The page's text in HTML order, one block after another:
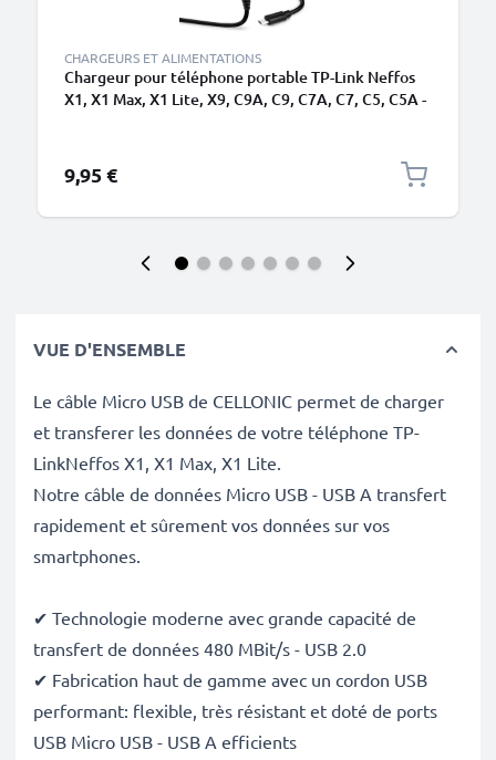
CHARGEURS ET ALIMENTATIONS
Chargeur pour téléphone portable TP-Link Neffos
X1, X1 Max, X1 Lite, X9, C9A, C9, C7A, C7, C5, C5A -
9,95 €
VUE D'ENSEMBLE
Le câble Micro USB de CELLONIC permet de charger
et transferer les données de votre téléphone TP-
LinkNeffos X1, X1 Max, X1 Lite.
Notre câble de données Micro USB - USB A transfert
rapidement et sûrement vos données sur vos
smartphones.
✔ Technologie moderne avec grande capacité de
transfert de données 480 MBit/s - USB 2.0
✔ Fabrication haut de gamme avec un cordon USB
performant: flexible, très résistant et doté de ports
USB Micro USB - USB A efficients